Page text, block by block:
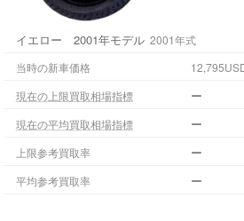
イエロー 2001年モデル 2001年式
当時の新車価格
現在の上限買取相場指標
ー
現在の平均買取相場指標 ー
上限参考買取率 ー
平均参考買取率 ー